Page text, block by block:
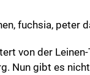
fuchsia, peter
von der
Nun gibt es